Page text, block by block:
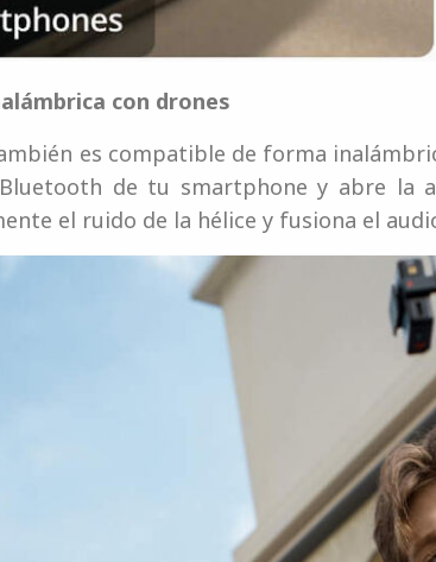
con drones
es compatible de forma
de tu smartphone y abre la
el ruido de la hélice y fusiona el